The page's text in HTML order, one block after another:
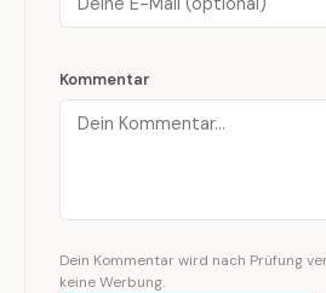
Kommentar
Dein Kommentar wird nach Prüfung
keine Werbung.